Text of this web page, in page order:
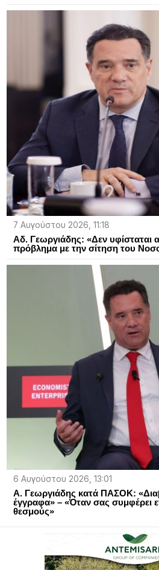
7 Αυγούστου 2026, 11:18
Αδ. Γεωργιάδης: «Δεν υφίσταται
πρόβλημα με την σίτηση του
6 Αυγούστου 2026, 13:01
Α. Γεωργιάδης κατά ΠΑΣΟΚ:
έγγραφα» – «Όταν σας συμφέρει
θεσμούς»